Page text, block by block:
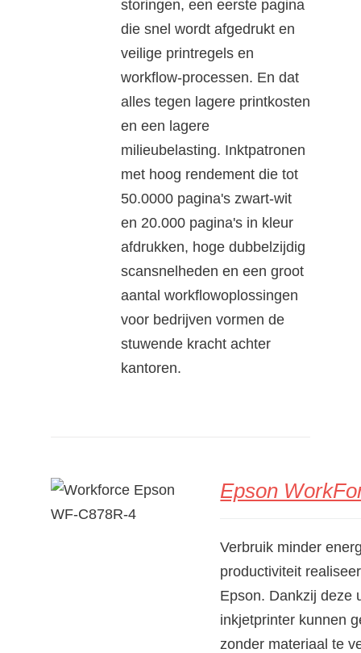
storingen, een eerste pagina
die snel wordt afgedrukt en
veilige printregels en
workflow-processen. En dat
alles tegen lagere printkosten
en een lagere
milieubelasting. Inktpatronen
met hoog rendement die tot
50.0000 pagina's zwart-wit
en 20.000 pagina's in kleur
afdrukken, hoge dubbelzijdig
scansnelheden en een groot
aantal workflowoplossingen
voor bedrijven vormen de
stuwende kracht achter
kantoren.
Epson
Verbruik minder
productiviteit
Epson. Dankzij deze
inkjetprinter kunnen
zonder materiaal te